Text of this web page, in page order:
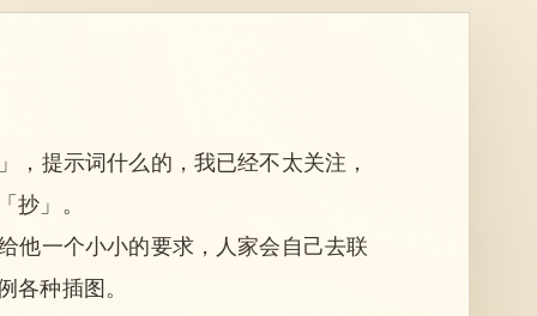
，提示词什么的，我已经不太关注，
抄」。
他一个小小的要求，人家会自己去联
各种插图。